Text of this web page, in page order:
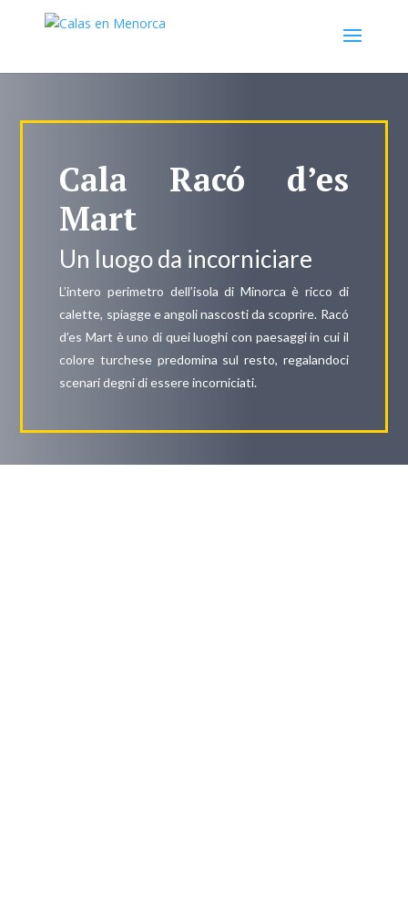
Cala Racó d’es
Mart
Un luogo da incorniciare
L’intero perimetro dell’isola di Minorca è ricco di
calette, spiagge e angoli nascosti da scoprire. Racó
d’es Mart è uno di quei luoghi con paesaggi in cui il
colore turchese predomina sul resto, regalandoci
scenari degni di essere incorniciati.